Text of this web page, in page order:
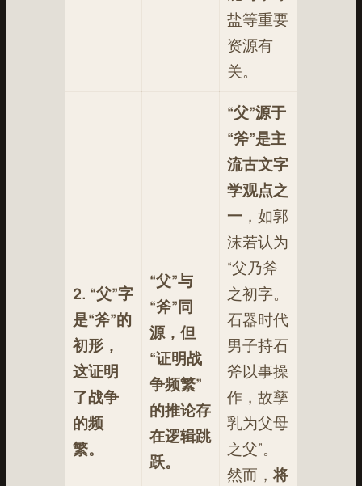
盐等重要
资源有
关。
2. “父”字
是“斧”的
初形，
这证明
了战争
的频
繁。
“父”与
“斧”同
源，但
“证明战
争频繁”
的推论存
在逻辑跳
跃。
“父”源于
“斧”是主
流古文字
学观点之
一 ，如郭
沫若认为
“父乃斧
之初字。
石器时代
男子持石
斧以事操
作，故孳
乳为父母
之父”。
然而，将